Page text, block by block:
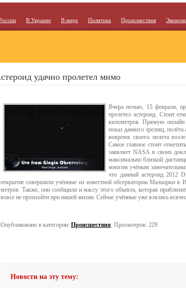
В Украине В мире Политика Происшествия
удачно пролетел мимо
Вчера ночью, 15 февраля,
пролетел астероид. Стоит
километров. Прямую онлайн
показ данного зрелищ,
вовремя своего полета
Самое главное стоит
заявляет NASA в своих
максимально близкой
многим учёным
что данный астероид 2012
открытие совершили учённые из известной обсерватории Мальорки
метров. Также, они сообщили и массу этого объекта, которая
вовсе не произойти при нашей жизни. Сейчас учённые уже взялись
Опубликовано в категории: Происшествия. Просмотров: 229
Новости на эту тему: